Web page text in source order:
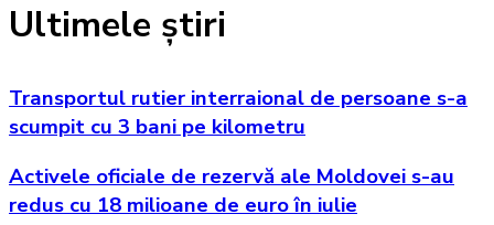
Ultimele știri
Transportul rutier interraional de persoane s-a
scumpit cu 3 bani pe kilometru
Activele oficiale de rezervă ale Moldovei s-au
redus cu 18 milioane de euro în iulie